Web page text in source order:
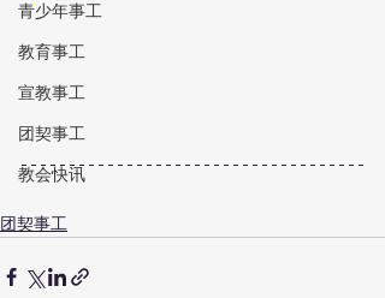
青少年事工
教育事工
宣教事工
团契事工
教会快讯
团契事工